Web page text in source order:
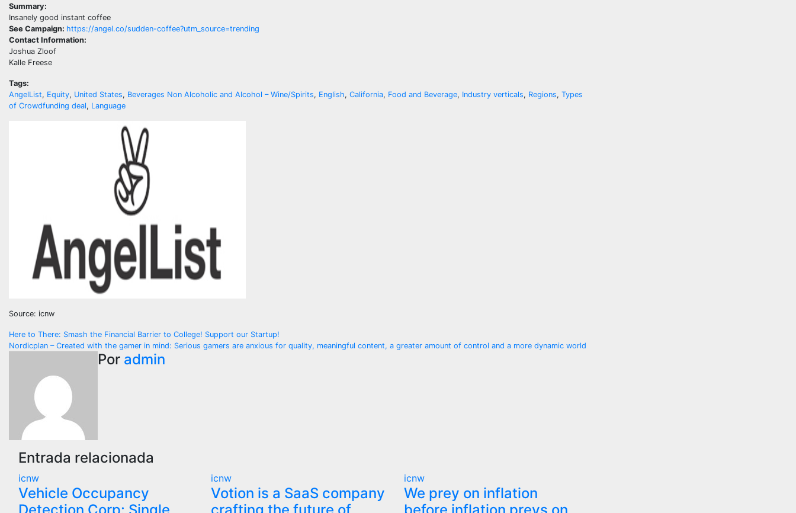
Summary:
Insanely good instant coffee
See Campaign: https://angel.co/sudden-coffee?utm_source=trending
Contact Information:
Joshua Zloof
Kalle Freese
Tags:
AngelList, Equity, United States, Beverages Non Alcoholic and Alcohol – Wine/Spirits, English, California, Food and Beverage, Industry verticals, Regions, Types
of Crowdfunding deal, Language
Source: icnw
Navegación
entradas
Here to There: Smash the Financial Barrier to College! Support our Startup!
Nordicplan – Created with the gamer in mind: Serious gamers are anxious for quality, meaningful content, a greater amount of control and a more dynamic world
Por admin
Entrada relacionada
icnw
Vehicle Occupancy
Detection Corp: Single
icnw
Votion is a SaaS company
crafting the future of
icnw
We prey on inflation
before inflation preys on